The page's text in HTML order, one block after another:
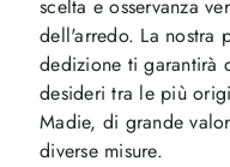
scelta e osservanza
dell'arredo. La nostra
dedizione ti garantirà
desideri tra le più
Madie, di grande
diverse misure.